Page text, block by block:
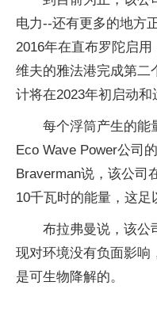
电力--还有更多的地方
2016年在直布罗陀启
维夫的雅法港完成第二
计将在2023年初启动和
每个浮筒产生的能
Eco Wave Power公司
Braverman说，该公司
10千瓦时的能量，这足
布拉弗曼说，该公
现对环境没有负面影响
是可生物降解的。